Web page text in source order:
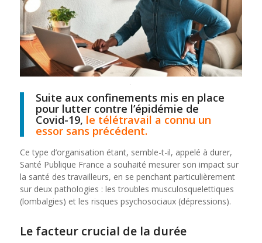
Suite aux confinements mis en place
pour lutter contre l’épidémie de
Covid-19, le télétravail a connu un
essor sans précédent.
Ce type d’organisation étant, semble-t-il, appelé à durer,
Santé Publique France a souhaité mesurer son impact sur
la santé des travailleurs, en se penchant particulièrement
sur deux pathologies : les troubles musculosquelettiques
(lombalgies) et les risques psychosociaux (dépressions).
Le facteur crucial de la durée